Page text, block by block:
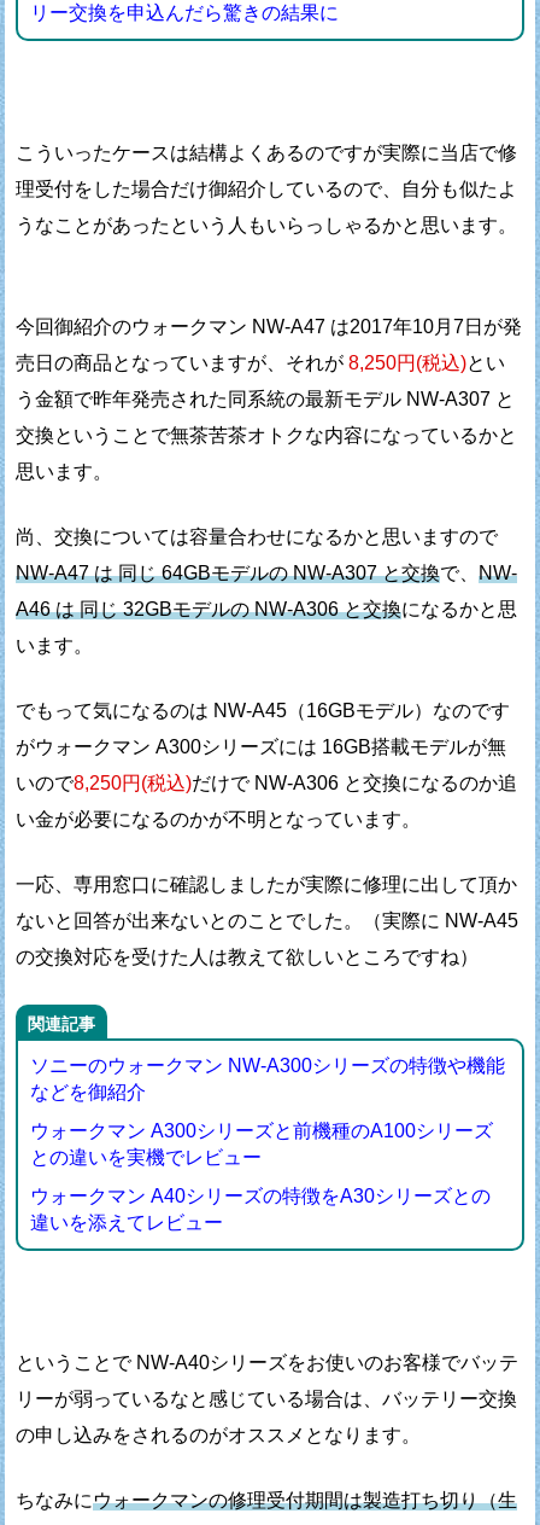
リー交換を申込んだら驚きの結果に
こういったケースは結構よくあるのですが実際に当店で修
理受付をした場合だけ御紹介しているので、
自分も似たよ
うなことがあったという人もいらっしゃるかと思います。
今回御紹介のウォークマン NW-A47 は2017年10月7日が発
売日の商品となっていますが、 それが8,250円(税込)とい
う金額で昨年発売された同系統の最新モデル NW-A307 と
交換ということで無茶苦茶オトクな内容になっているかと
思います。
尚、交換については容量合わせになるかと思いますので
NW-A47 は 同じ 64GBモデルの NW-A307 と交換で、NW-
A46 は 同じ 32GBモデルの NW-A306 と交換になるかと思
います。
でもって気になるのは NW-A45（16GBモデル）なのです
がウォークマン A300シリーズには 16GB搭載モデルが無
いので8,250円(税込)だけで NW-A306 と交換になるのか追
い金が必要になるのかが不明となっています。
一応、専用窓口に確認しましたが実際に修理に出して頂か
ないと 回答が出来ないとのことでした。
（実際に NW-A45
の交換対応を受けた人は教えて欲しいところですね）
関連記事
ソニーのウォークマン NW-A300シリーズの特徴や機能
などを御紹介
ウォークマン A300シリーズと前機種のA100シリーズ
との違いを実機でレビュー
ウォークマン A40シリーズの特徴をA30シリーズとの
違いを添えてレビュー
ということで NW-A40シリーズをお使いのお客様でバッテ
リーが弱っているなと感じている場合は、バッテリー交換
の申し込みをされるのがオススメとなります。
ちなみにウォークマンの修理受付期間は製造打ち切り（生